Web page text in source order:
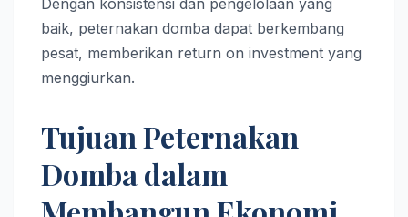
baik, peternakan domba dapat berkembang
pesat, memberikan return on investment yang
menggiurkan.
Tujuan Peternakan
Domba dalam